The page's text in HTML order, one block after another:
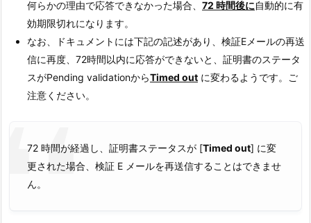
何らかの理由で応答できなかった場合、 72 時間後に自動的に有
効期限切れになります。
なお、ドキュメントには下記の記述があり、検証Eメールの再送
信に再度、72時間以内に応答ができないと、証明書のステータ
スがPending validationからTimed out に変わるようです。ご
注意ください。
72 時間が経過し、証明書ステータスが [Timed out] に変
更された場合、検証 E メールを再送信することはできませ
ん。